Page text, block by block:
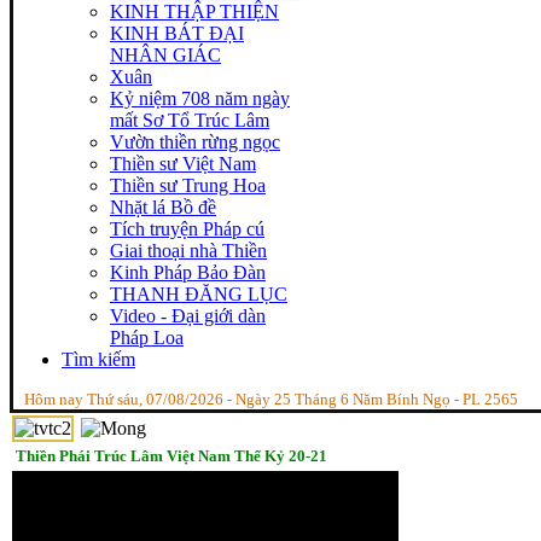
KINH THẬP THIỆN
KINH BÁT ĐẠI
NHÂN GIÁC
Xuân
Kỷ niệm 708 năm ngày
mất Sơ Tổ Trúc Lâm
Vườn thiền rừng ngọc
Thiền sư Việt Nam
Thiền sư Trung Hoa
Nhặt lá Bồ đề
Tích truyện Pháp cú
Giai thoại nhà Thiền
Kinh Pháp Bảo Đàn
THANH ĐĂNG LỤC
Video - Đại giới dàn
Pháp Loa
Tìm kiếm
Hôm nay Thứ sáu, 07/08/2026 - Ngày 25 Tháng 6 Năm Bính Ngọ - PL 2565
Thiền Phái Trúc Lâm Việt Nam Thế Kỷ 20-21